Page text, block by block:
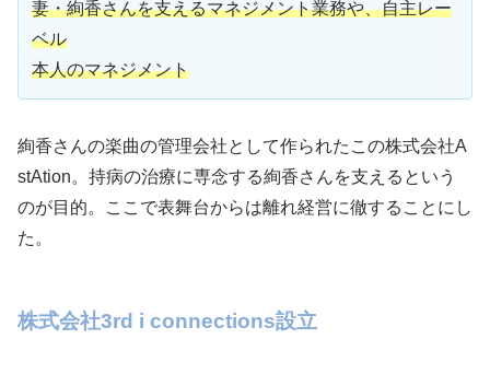
妻・絢香さんを支えるマネジメント業務や、自主レー
ベル
本人のマネジメント
絢香さんの楽曲の管理会社として作られたこの株式会社A
stAtion。持病の治療に専念する絢香さんを支えるという
のが目的。ここで表舞台からは離れ経営に徹することにし
た。
株式会社3rd i connections設立